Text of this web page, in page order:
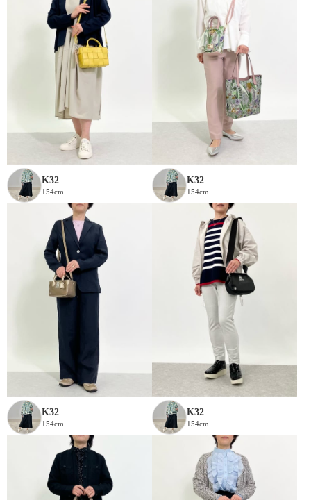
K32
154cm
K32
154cm
K32
154cm
K32
154cm